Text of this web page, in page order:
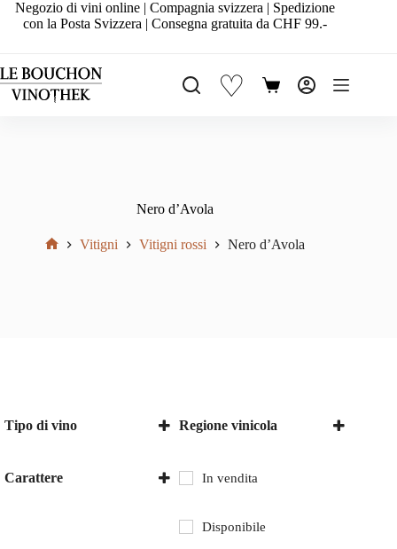
SaltaNegozio di vini online | Compagnia svizzera | Spedizione
con la Posta Svizzera | Consegna gratuita da CHF 99.-
♡ Carrello
Nero d’Avola
Vitigni Vitigni rossi Nero d’Avola
Tipo di vino Regione vinicola
Carattere In vendita
Disponibile